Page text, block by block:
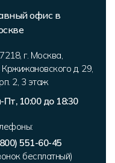
офис в
, г. Москва,
Кржижановского д. 29,
2, 3 этаж
Пт, 10:00 до 18:30
551-60-45
бесплатный)